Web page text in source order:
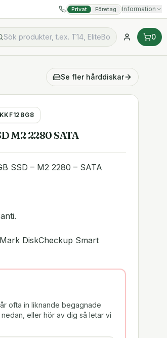
Privat Företag Information
0
Se fler hårddiskar
M2 2280 SATA
SSD – M2 2280 – SATA
DiskCheckup Smart
ofta in liknande begagnade
eller hör av dig så letar vi